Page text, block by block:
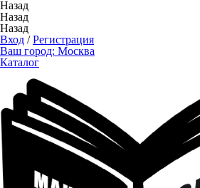
Назад
Назад
Назад
Вход /Регистрация
Ваш город: Москва
Каталог